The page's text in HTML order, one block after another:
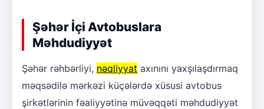
Şəhər İçi Avtobuslara
Məhdudiyyət
Şəhər rəhbərliyi, nəqliyyat axınını yaxşılaşdırmaq
məqsədilə mərkəzi küçələrdə xüsusi avtobus
şirkətlərinin fəaliyyətinə müvəqqəti məhdudiyyət